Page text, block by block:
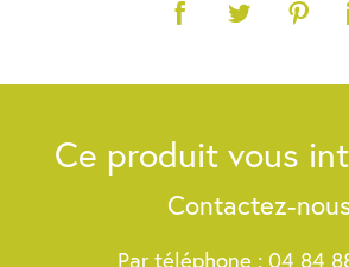
Ce produit vous
Contactez-
Par téléphone : 04 84